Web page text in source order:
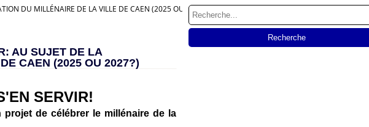
DU MILLÉNAIRE DE LA VILLE DE CAEN (2025 OU 2027?)
AU SUJET DE LA
CAEN (2025 OU 2027?)
SERVIR!
de célébrer le millénaire de la